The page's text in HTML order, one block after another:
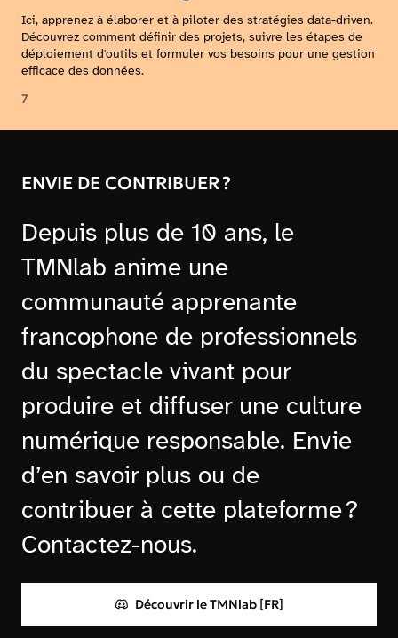
Ici, apprenez à élaborer et à piloter des stratégies data-driven.
Découvrez comment définir des projets, suivre les étapes de
déploiement d'outils et formuler vos besoins pour une gestion
efficace des données.
7
ENVIE DE CONTRIBUER ?
Depuis plus de 10 ans, le
TMNlab anime une
communauté apprenante
francophone de professionnels
du spectacle vivant pour
produire et diffuser une culture
numérique responsable. Envie
d’en savoir plus ou de
contribuer à cette plateforme ?
Contactez-nous.
Découvrir le TMNlab [FR]